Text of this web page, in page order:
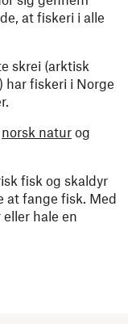
at fiskeri i alle
skrei (arktisk
har fiskeri i Norge
norsk natur og
fisk og skaldyr
at fange fisk. Med
hale en